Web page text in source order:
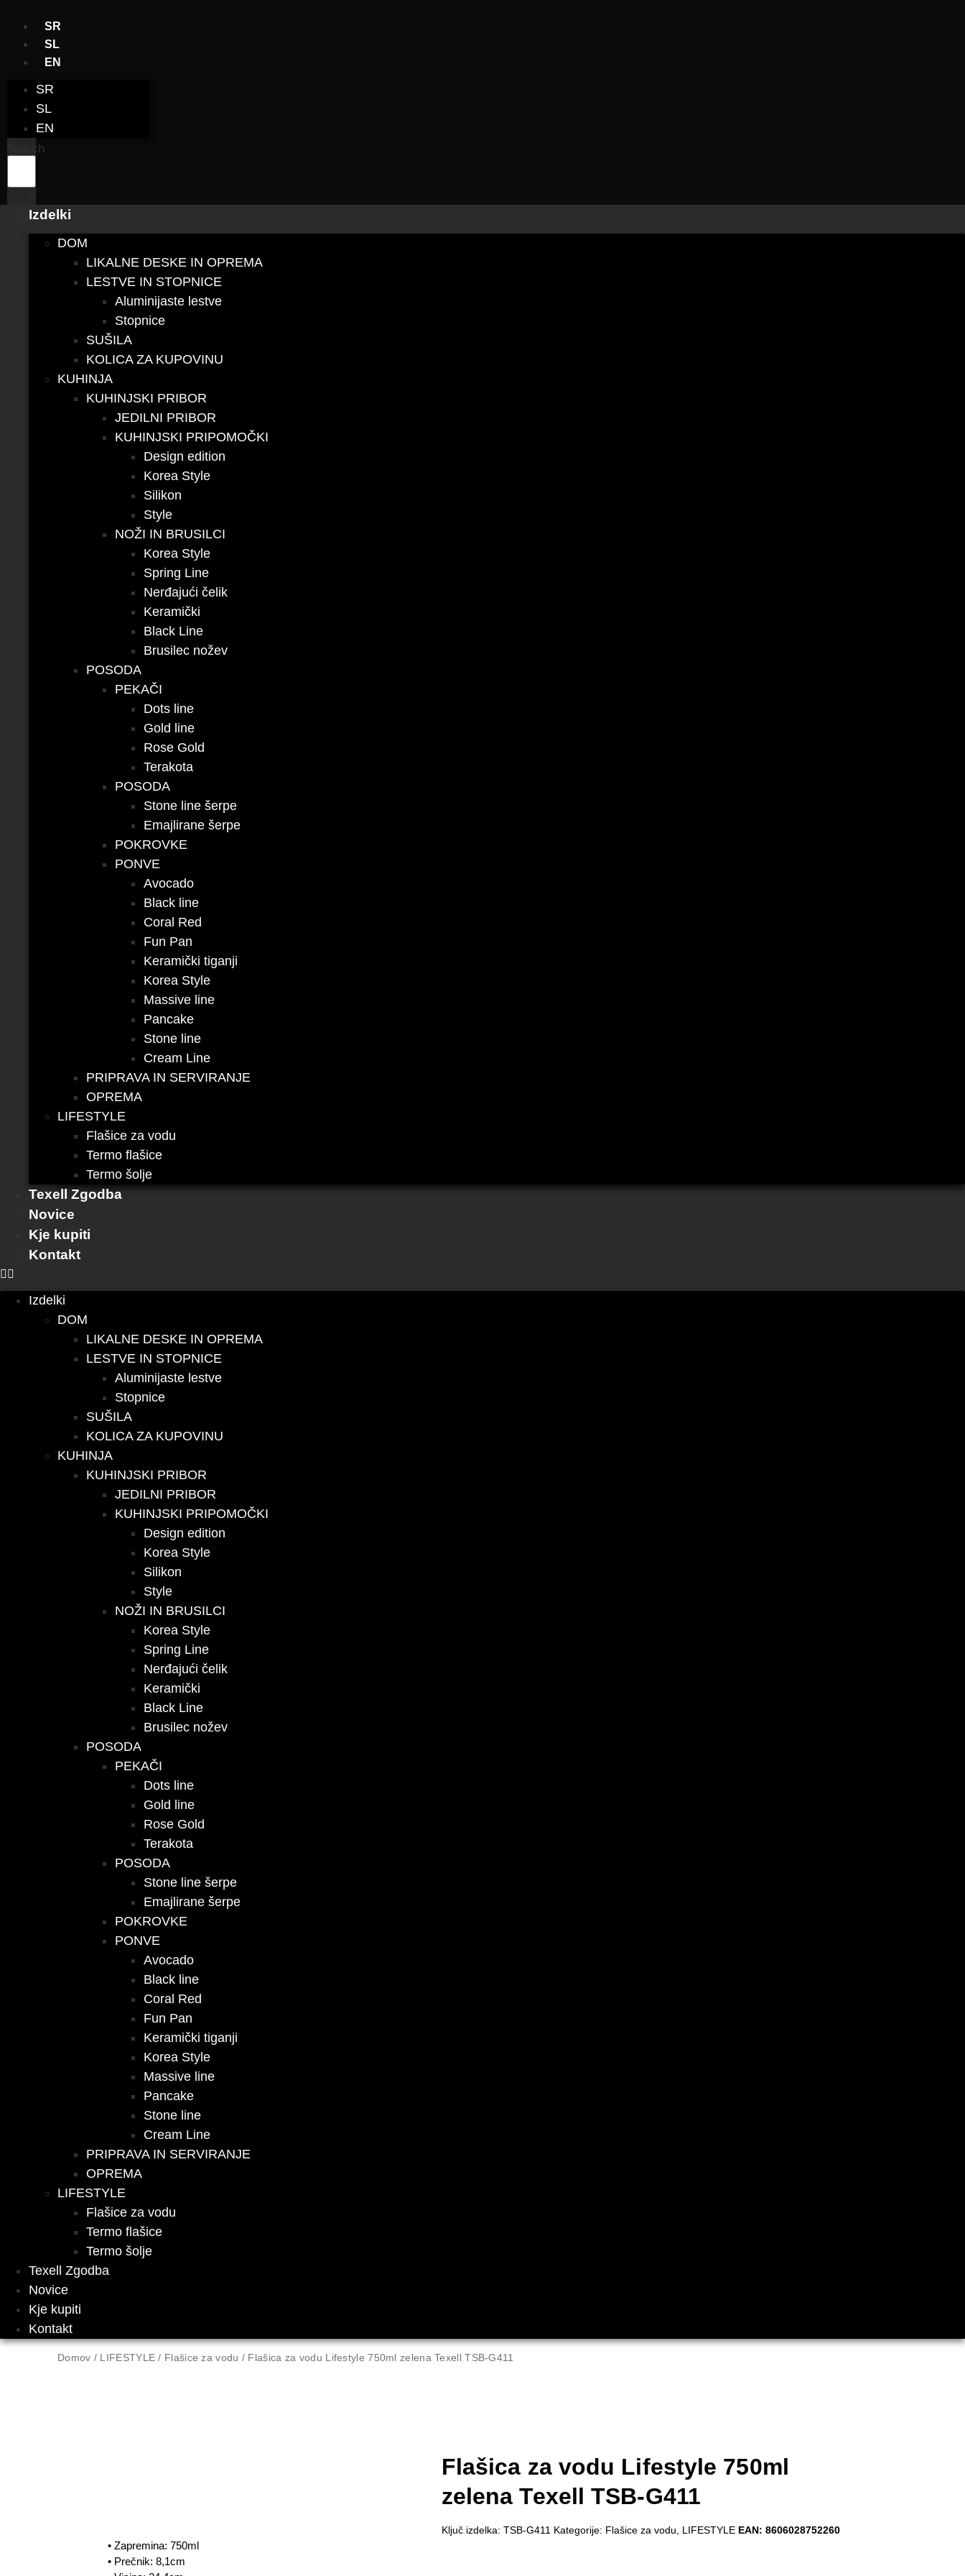
content
SR
SL
EN
SR
SL
EN
Search
Izdelki
DOM
LIKALNE DESKE IN OPREMA
LESTVE IN STOPNICE
Aluminijaste lestve
Stopnice
SUŠILA
KOLICA ZA KUPOVINU
KUHINJA
KUHINJSKI PRIBOR
JEDILNI PRIBOR
KUHINJSKI PRIPOMOČKI
Design edition
Korea Style
Silikon
Style
NOŽI IN BRUSILCI
Korea Style
Spring Line
Nerđajući čelik
Keramički
Black Line
Brusilec nožev
POSODA
PEKAČI
Dots line
Gold line
Rose Gold
Terakota
POSODA
Stone line šerpe
Emajlirane šerpe
POKROVKE
PONVE
Avocado
Black line
Coral Red
Fun Pan
Keramički tiganji
Korea Style
Massive line
Pancake
Stone line
Cream Line
PRIPRAVA IN SERVIRANJE
OPREMA
LIFESTYLE
Flašice za vodu
Termo flašice
Termo šolje
Texell Zgodba
Novice
Kje kupiti
Kontakt
Izdelki
DOM
LIKALNE DESKE IN OPREMA
LESTVE IN STOPNICE
Aluminijaste lestve
Stopnice
SUŠILA
KOLICA ZA KUPOVINU
KUHINJA
KUHINJSKI PRIBOR
JEDILNI PRIBOR
KUHINJSKI PRIPOMOČKI
Design edition
Korea Style
Silikon
Style
NOŽI IN BRUSILCI
Korea Style
Spring Line
Nerđajući čelik
Keramički
Black Line
Brusilec nožev
POSODA
PEKAČI
Dots line
Gold line
Rose Gold
Terakota
POSODA
Stone line šerpe
Emajlirane šerpe
POKROVKE
PONVE
Avocado
Black line
Coral Red
Fun Pan
Keramički tiganji
Korea Style
Massive line
Pancake
Stone line
Cream Line
PRIPRAVA IN SERVIRANJE
OPREMA
LIFESTYLE
Flašice za vodu
Termo flašice
Termo šolje
Texell Zgodba
Novice
Kje kupiti
Kontakt
Domov / LIFESTYLE / Flašice za vodu / Flašica za vodu Lifestyle 750ml zelena Texell TSB-G411
Flašica za vodu Lifestyle 750ml
zelena Texell TSB-G411
Ključ izdelka: TSB-G411 Kategorije: Flašice za vodu LIFESTYLE EAN: 8606028752260
• Zapremina: 750ml
• Prečnik: 8,1cm